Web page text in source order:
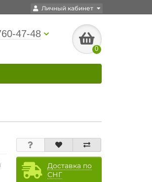
Личный кабинет
47-48
0
Доставка по
СНГ